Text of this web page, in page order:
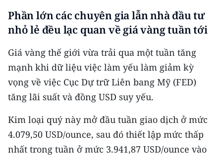
VỀ BÁO NHÂN DÂN
NHÂN DÂN CUỐI TUẦN
NHÂN DÂN HẰNG THÁNG
ĐỌC BÁO IN
Phần lớn các chuyên gia lẫn nhà đầu tư
nhỏ lẻ đều lạc quan về giá vàng tuần tới
Giá vàng thế giới vừa trải qua một tuần tăng
mạnh khi dữ liệu việc làm yếu làm giảm kỳ
vọng về việc Cục Dự trữ Liên bang Mỹ (FED)
tăng lãi suất và đồng USD suy yếu.
Kim loại quý này mở đầu tuần giao dịch ở mức
4.079,50 USD/ounce, sau đó thiết lập mức thấp
nhất trong tuần ở mức 3.941,87 USD/ounce vào